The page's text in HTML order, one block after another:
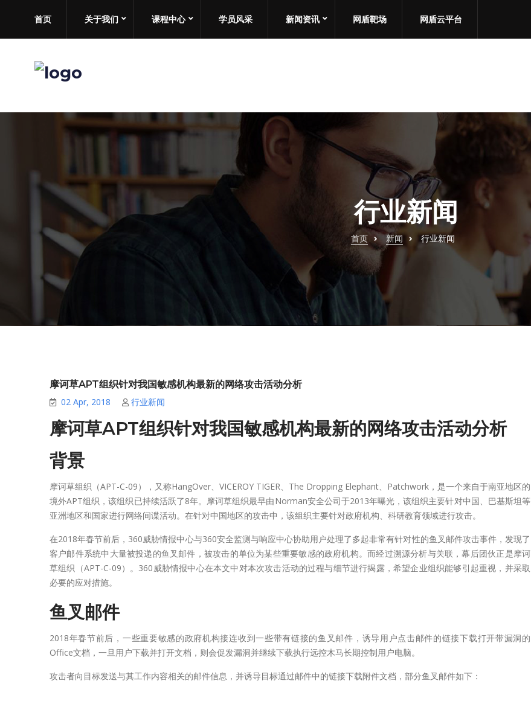
首页 关于我们 课程中心 学员风采 新闻资讯 网盾靶场 网盾云平台
行业新闻
首页 新闻 行业新闻
摩诃草APT组织针对我国敏感机构最新的网络攻击活动分析
02 Apr, 2018
行业新闻
摩诃草APT组织针对我国敏感机构最新的网络攻击活动分析
背景
摩诃草组织（APT-C-09），又称HangOver、VICEROY TIGER、The Dropping Elephant、Patchwork，是一个来自于南亚地区的
境外APT组织，该组织已持续活跃了8年。摩诃草组织最早由Norman安全公司于2013年曝光，该组织主要针对中国、巴基斯坦等
亚洲地区和国家进行网络间谍活动。在针对中国地区的攻击中，该组织主要针对政府机构、科研教育领域进行攻击。
在2018年春节前后，360威胁情报中心与360安全监测与响应中心协助用户处理了多起非常有针对性的鱼叉邮件攻击事件，发现了
客户邮件系统中大量被投递的鱼叉邮件，被攻击的单位为某些重要敏感的政府机构。而经过溯源分析与关联，幕后团伙正是摩诃
草组织（APT-C-09）。360威胁情报中心在本文中对本次攻击活动的过程与细节进行揭露，希望企业组织能够引起重视，并采取
必要的应对措施。
鱼叉邮件
2018年春节前后，一些重要敏感的政府机构接连收到一些带有链接的鱼叉邮件，诱导用户点击邮件的链接下载打开带漏洞的
Office文档，一旦用户下载并打开文档，则会促发漏洞并继续下载执行远控木马长期控制用户电脑。
攻击者向目标发送与其工作内容相关的邮件信息，并诱导目标通过邮件中的链接下载附件文档，部分鱼叉邮件如下：